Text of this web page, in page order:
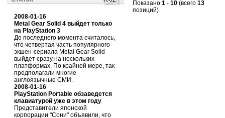
2008-01-16
Metal Gear Solid 4 выйдет только
на PlayStation 3
До последнего момента считалось,
что четвертая часть популярного
экшен-сериала Metal Gear Solid
выйдет сразу на нескольких
платформах. По крайней мере, так
предполагали многие
англоязычные СМИ.
2008-01-16
PlayStation Portable обзаведется
клавиатурой уже в этом году
Представители японской
корпорации "Сони" объявили, что
Показано 1 - 10 (всего 13
позиций)